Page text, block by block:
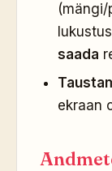
(mängi/
saada
ekraan